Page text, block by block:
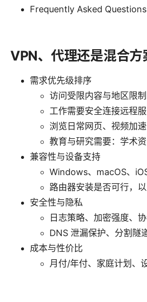
Frequently Asked Questions
VPN、代理还是混合
需求优先级排序
访问受限内容与地区限
工作需要安全连接远程
浏览日常网页、视频加
教育与研究需要：学术
兼容性与设备支持
Windows、macOS、
路由器安装是否可行，
安全性与隐私
日志策略、加密强度、
DNS 泄漏保护、分割隧
成本与性价比
月付/年付、家庭计划、